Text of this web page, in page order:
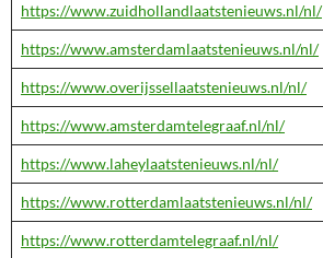
https://www.zuidhollandlaatstenieuws.nl/nl/
https://www.amsterdamlaatstenieuws.nl/nl/
https://www.overijssellaatstenieuws.nl/nl/
https://www.amsterdamtelegraaf.nl/nl/
https://www.laheylaatstenieuws.nl/nl/
https://www.rotterdamlaatstenieuws.nl/nl/
https://www.rotterdamtelegraaf.nl/nl/